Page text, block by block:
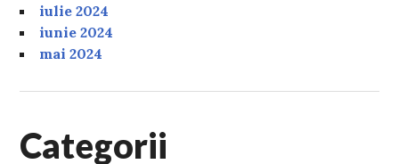
iulie 2024
iunie 2024
mai 2024
Categorii